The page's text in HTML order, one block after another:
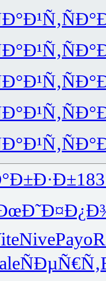
NivePayo
ÑÐµÑ€Ñ‚